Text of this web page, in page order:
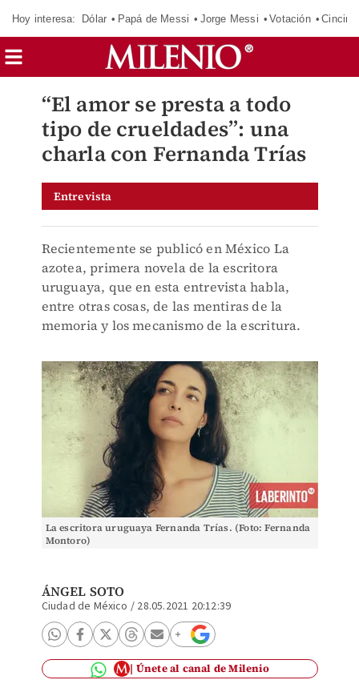
Hoy interesa: Dólar Papá de Messi Jorge Messi Votación
“El amor se presta a todo
tipo de crueldades”: una
charla con Fernanda Trías
Entrevista
Recientemente se publicó en México La
azotea, primera novela de la escritora
uruguaya, que en esta entrevista habla,
entre otras cosas, de las mentiras de la
memoria y los mecanismo de la escritura.
La escritora uruguaya Fernanda Trías. (Foto: Fernanda
Montoro)
ÁNGEL SOTO
Ciudad de México / 28.05.2021 20:12:39
Únete al canal de Milenio